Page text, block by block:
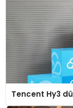
Tencent Hy3